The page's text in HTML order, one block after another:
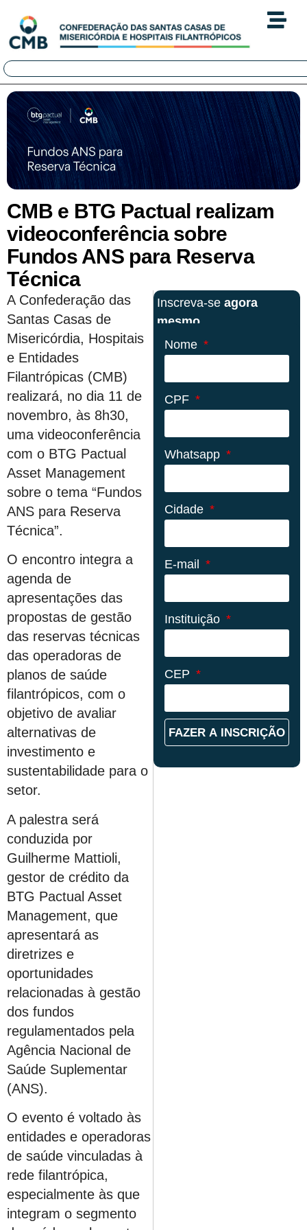
CMB e BTG Pactual realizam
videoconferência sobre
Fundos ANS para Reserva
Técnica
A Confederação das
Santas Casas de
Misericórdia, Hospitais
e Entidades
Filantrópicas (CMB)
realizará, no dia 11 de
novembro, às 8h30,
uma videoconferência
com o BTG Pactual
Asset Management
sobre o tema “Fundos
ANS para Reserva
Técnica”.
O encontro integra a
agenda de
apresentações das
propostas de gestão
das reservas técnicas
das operadoras de
planos de saúde
filantrópicos, com o
objetivo de avaliar
alternativas de
investimento e
sustentabilidade para o
setor.
A palestra será
conduzida por
Guilherme Mattioli,
gestor de crédito da
BTG Pactual Asset
Management, que
apresentará as
diretrizes e
oportunidades
relacionadas à gestão
dos fundos
regulamentados pela
Agência Nacional de
Saúde Suplementar
(ANS).
O evento é voltado às
entidades e operadoras
de saúde vinculadas à
rede filantrópica,
especialmente às que
integram o segmento
Inscreva-seagora
mesmo
Nome
CPF
Whatsapp
Cidade
E-mail
Instituição
CEP
FAZER A INSCRIÇÃO